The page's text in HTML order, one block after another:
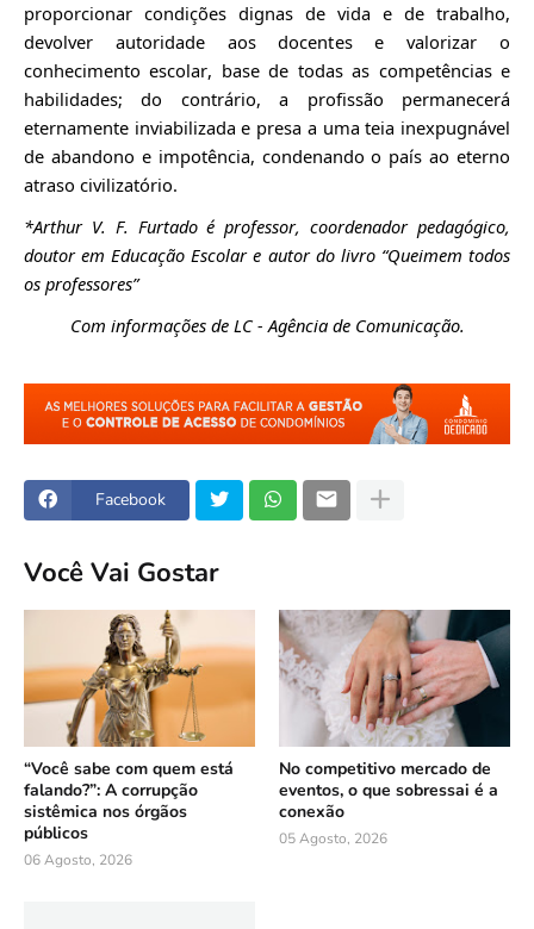
proporcionar condições dignas de vida e de trabalho,
devolver autoridade aos docentes e valorizar o
conhecimento escolar, base de todas as competências e
habilidades; do contrário, a profissão permanecerá
eternamente inviabilizada e presa a uma teia inexpugnável
de abandono e impotência, condenando o país ao eterno
atraso civilizatório.
*Arthur V. F. Furtado é professor, coordenador pedagógico,
doutor em Educação Escolar e autor do livro “Queimem todos
os professores”
Com informações de LC - Agência de Comunicação.
Facebook
Você Vai Gostar
“Você sabe com quem está
falando?”: A corrupção
sistêmica nos órgãos
públicos
06 Agosto, 2026
No competitivo mercado de
eventos, o que sobressai é a
conexão
05 Agosto, 2026